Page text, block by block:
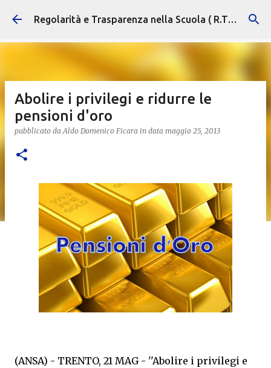
Passa ai contenuti principali Regolarità e Trasparenza nella Scuola ( R.T.S. )
Abolire i privilegi e ridurre le
pensioni d'oro
pubblicato daAldo Domenico Ficara in data maggio 25, 2013
(ANSA) - TRENTO, 21 MAG - ''Abolire i privilegi e